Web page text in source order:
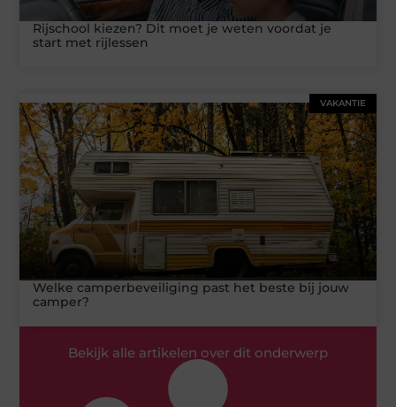
Rijschool kiezen? Dit moet je weten voordat je
start met rijlessen
VAKANTIE
Welke camperbeveiliging past het beste bij jouw
camper?
Bekijk alle artikelen over dit onderwerp